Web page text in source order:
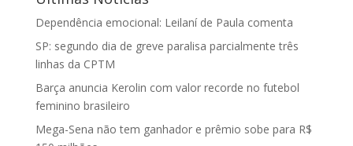
Dependência emocional: Leilaní de Paula comenta
SP: segundo dia de greve paralisa parcialmente três
linhas da CPTM
Barça anuncia Kerolin com valor recorde no futebol
feminino brasileiro
Mega-Sena não tem ganhador e prêmio sobe para R$